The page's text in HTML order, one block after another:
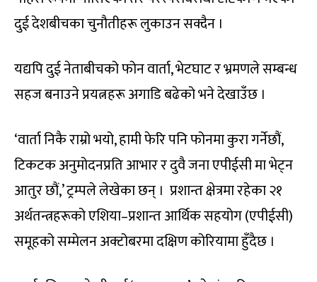
दुई देशबीचका चुनौतीहरू लुकाउन सक्दैन ।
यद्यपि दुई नेताबीचको फोन वार्ता, भेटघाट र भ्रमणले सम्बन्ध
सहज बनाउने प्रयत्नहरू अगाडि बढेको भने देखाउँछ ।
‘वार्ता निकै राम्रो भयो, हामी फेरि पनि फोनमा कुरा गर्नेछौं,
टिकटक अनुमोदनप्रति आभार र दुवै जना एपीईसी मा भेट्न
आतुर छौं,’ ट्रम्पले लेखेका छन् । प्रशान्त क्षेत्रमा रहेका २१
अर्थतन्त्रहरूको एशिया–प्रशान्त आर्थिक सहयोग (एपीईसी)
समूहको सम्मेलन अक्टोबरमा दक्षिण कोरियामा हुँदैछ ।